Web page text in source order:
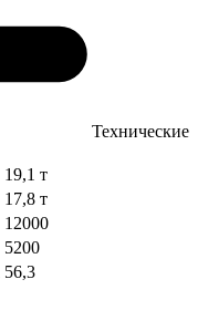
Технические
19,1 т
17,8 т
12000
5200
56,3